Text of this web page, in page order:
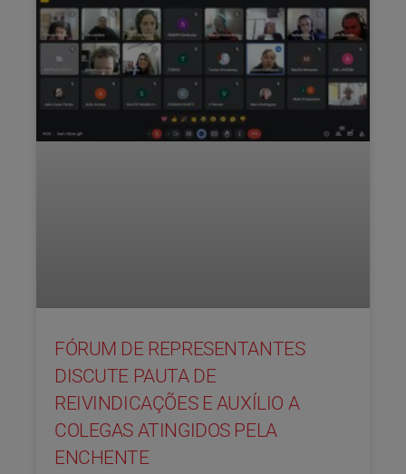
FÓRUM DE REPRESENTANTES
DISCUTE PAUTA DE
REIVINDICAÇÕES E AUXÍLIO A
COLEGAS ATINGIDOS PELA
ENCHENTE